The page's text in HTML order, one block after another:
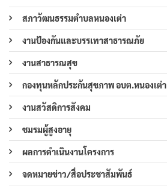
สภาวัฒนธรรมตำบลหนองเต่า
งานป้องกันและบรรเทาสาธารณภัย
งานสาธารณสุข
กองทุนหลักประกันสุขภาพ อบต.หนองเต่า
งานสวัสดิการสังคม
ชมรมผู้สูงอายุ
ผลการดำเนินงานโครงการ
จดหมายข่าว/สื่อประชาสัมพันธ์